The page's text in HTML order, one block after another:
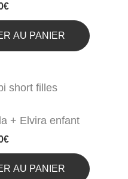
€
AU PANIER
+ Elvira enfant
€
AU PANIER